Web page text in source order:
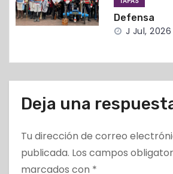
s
Defensa
J Jul, 2026
Deja una
Tu dirección de correo
publicada. Los campos
marcados con *